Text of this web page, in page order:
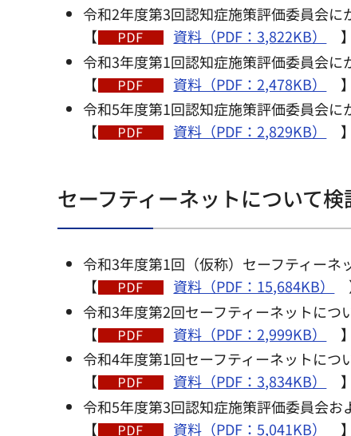
令和2年度第3回認知症施策評価委員会に
【
資料（PDF：3,822KB）
令和3年度第1回認知症施策評価委員会に
【
資料（PDF：2,478KB）
令和5年度第1回認知症施策評価委員会に
【
資料（PDF：2,829KB）
セーフティーネットについて
令和3年度第1回（仮称）セーフティーネ
【
資料（PDF：15,684KB）
令和3年度第2回セーフティーネットにつ
【
資料（PDF：2,999KB）
令和4年度第1回セーフティーネットにつ
【
資料（PDF：3,834KB）
令和5年度第3回認知症施策評価委員会お
【
資料（PDF：5,041KB）